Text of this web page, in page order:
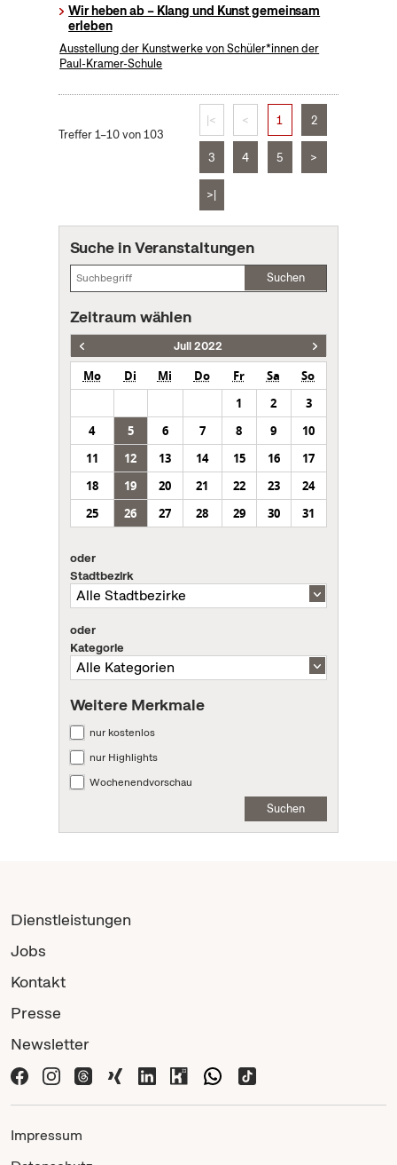
Wir heben ab – Klang und Kunst gemeinsam
erleben
Ausstellung der Kunstwerke von Schüler*innen der
Paul-Kramer-Schule
Treffer 1–10 von 103
|< < 1 2
3 4 5 >
>|
Suche in Veranstaltungen
Suchen
Zeitraum wählen
Juli 2022
Mo Di Mi Do Fr Sa
So
1
2
3
4
5 6 7 8 9
10
11
12 13 14 15 16
17
18
19 20 21 22 23
24
25
26 27 28 29 30 31
oder
Stadtbezirk
oder
Kategorie
Weitere Merkmale
nur kostenlos
nur Highlights
Wochenendvorschau
Suchen
Dienstleistungen
Jobs
Kontakt
Presse
Newsletter
Impressum